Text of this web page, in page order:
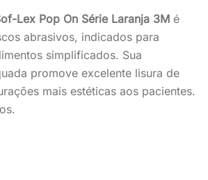
Lex Pop On Série Laranja 3M é
abrasivos, indicados para
simplificados. Sua
promove excelente lisura de
mais estéticas aos pacientes.